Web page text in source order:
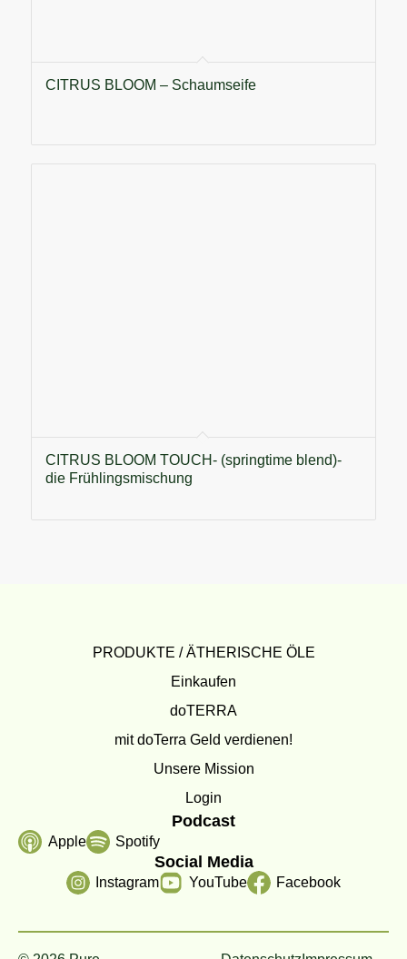
CITRUS BLOOM – Schaumseife
CITRUS BLOOM TOUCH- (springtime blend)-
die Frühlingsmischung
PRODUKTE / ÄTHERISCHE ÖLE
Einkaufen
doTERRA
mit doTerra Geld verdienen!
Unsere Mission
Login
Podcast
Apple Spotify
Social Media
Instagram YouTube Facebook